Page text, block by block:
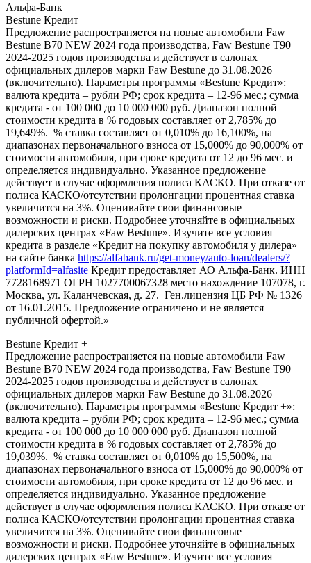
Альфа-Банк
Bestune Кредит
Предложение распространяется на новые автомобили Faw
Bestune B70 NEW 2024 года производства, Faw Bestune T90
2024-2025 годов производства и действует в салонах
официальных дилеров марки Faw Bestune до 31.08.2026
(включительно). Параметры программы «Bestune Кредит»:
валюта кредита – рубли РФ; срок кредита – 12-96 мес.; сумма
кредита - от 100 000 до 10 000 000 руб. Диапазон полной
стоимости кредита в % годовых составляет от 2,785% до
19,649%. % ставка составляет от 0,010% до 16,100%, на
диапазонах первоначального взноса от 15,000% до 90,000% от
стоимости автомобиля, при сроке кредита от 12 до 96 мес. и
определяется индивидуально. Указанное предложение
действует в случае оформления полиса КАСКО. При отказе от
полиса КАСКО/отсутствии пролонгации процентная ставка
увеличится на 3%. Оценивайте свои финансовые
возможности и риски. Подробнее уточняйте в официальных
дилерских центрах «Faw Bestune». Изучите все условия
кредита в разделе «Кредит на покупку автомобиля у дилера»
на сайте банка https://alfabank.ru/get-money/auto-loan/dealers/?
platformId=alfasite Кредит предоставляет АО Альфа-Банк. ИНН
7728168971 ОГРН 1027700067328 место нахождение 107078, г.
Москва, ул. Каланчевская, д. 27. Ген.лицензия ЦБ РФ № 1326
от 16.01.2015. Предложение ограничено и не является
публичной офертой.»
Bestune Кредит +
Предложение распространяется на новые автомобили Faw
Bestune B70 NEW 2024 года производства, Faw Bestune T90
2024-2025 годов производства и действует в салонах
официальных дилеров марки Faw Bestune до 31.08.2026
(включительно). Параметры программы «Bestune Кредит +»:
валюта кредита – рубли РФ; срок кредита – 12-96 мес.; сумма
кредита - от 100 000 до 10 000 000 руб. Диапазон полной
стоимости кредита в % годовых составляет от 2,785% до
19,039%. % ставка составляет от 0,010% до 15,500%, на
диапазонах первоначального взноса от 15,000% до 90,000% от
стоимости автомобиля, при сроке кредита от 12 до 96 мес. и
определяется индивидуально. Указанное предложение
действует в случае оформления полиса КАСКО. При отказе от
полиса КАСКО/отсутствии пролонгации процентная ставка
увеличится на 3%. Оценивайте свои финансовые
возможности и риски. Подробнее уточняйте в официальных
дилерских центрах «Faw Bestune». Изучите все условия